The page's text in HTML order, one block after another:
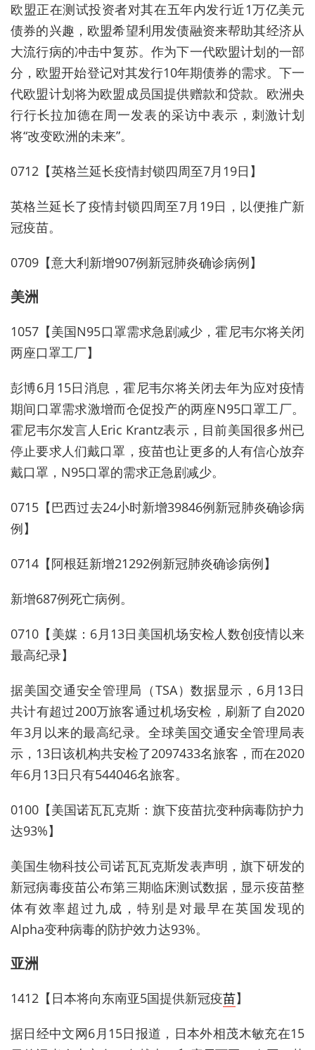
欧盟正在测试投资者对其在五年内发行近1万亿美元
债券的兴趣，欧盟希望利用发债融资来帮助其经济从
大流行病的冲击中复苏。作为下一代欧盟计划的一部
分，欧盟开始登记对其发行10年期债券的需求。下一
代欧盟计划将为欧盟成员国提供赠款和贷款。欧洲央
行行长拉加德在周一发表的采访中表示，刺激计划
将“改变欧洲的未来”。
0712【英格兰延长疫情封锁四周至7月19日】
英格兰延长了疫情封锁四周至7月19日，以便推广新
冠疫苗。
0709【意大利新增907例新冠肺炎确诊病例】
美洲
1057【美国N95口罩需求急剧减少，霍尼韦尔将关闭
两座口罩工厂】
彭博6月15日消息，霍尼韦尔将关闭去年为应对疫情
期间口罩需求激增而仓促投产的两座N95口罩工厂。
霍尼韦尔发言人Eric Krantz表示，目前美国很多州已
停止要求人们戴口罩，疫苗也让更多的人有信心放弃
戴口罩，N95口罩的需求正急剧减少。
0715【巴西过去24小时新增39846例新冠肺炎确诊病
例】
0714【阿根廷新增21292例新冠肺炎确诊病例】
新增687例死亡病例。
0710【美媒：6月13日美国机场安检人数创疫情以来
最高纪录】
据美国交通安全管理局（TSA）数据显示，6月13日
共计有超过200万旅客通过机场安检，刷新了自2020
年3月以来的最高纪录。全球美国交通安全管理局表
示，13日该机构共安检了2097433名旅客，而在2020
年6月13日只有544046名旅客。
0100【美国诺瓦瓦克斯：旗下疫苗抗变种病毒防护力
达93%】
美国生物科技公司诺瓦瓦克斯发表声明，旗下研发的
新冠病毒疫苗公布第三期临床测试数据，显示疫苗整
体有效率超过九成，特别是对最早在英国发现的
Alpha变种病毒的防护效力达93%。
亚洲
1412【日本将向东南亚5国提供新冠疫苗】
据日经中文网6月15日报道，日本外相茂木敏充在15